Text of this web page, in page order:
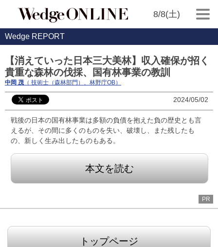
8/8(土)
Wedge REPORT
【消えていった日本三大美林】収入確保が招く
貴重な森林の伐採、国有林事業の教訓
中岡 茂 （ 技術士（森林部門）、林野庁OB）
2024/05/02
戦後の日本の国有林事業は多額の負債を抱えた負の歴史とも言
えるが、その間に多くのものを失い、破壊し、また残したも
の、新しく生み出したものもある。
本文を読む
PR
トップページ